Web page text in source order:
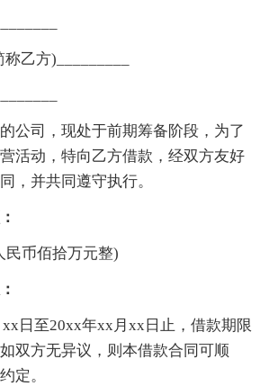
乙方)_________
公司，现处于前期筹备阶段，为了
活动，特向乙方借款，经双方友好
，并共同遵守执行。
民币佰拾万元整)
日至20xx年xx月xx日止，借款期限
双方无异议，则本借款合同可顺
定。